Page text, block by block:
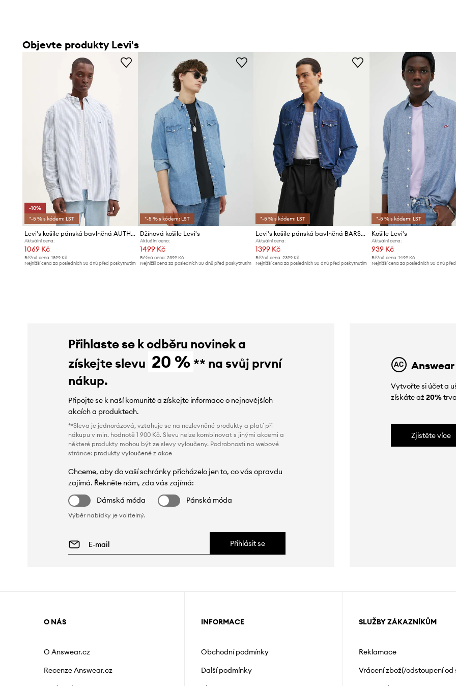
Objevte produkty Levi's
-10%
*-5 % s kódem: LST
Levi's košile pánská bavlněná AUTHENTIC BUTTON DOWN
Aktuální cena:
1069 Kč
Běžná cena: 1899 Kč
Nejnižší cena za posledních 30 dnů před poskytnutím
*-5 % s kódem: LST
Džínová košile Levi's
Aktuální cena:
1499 Kč
Běžná cena:2399 Kč
Nejnižší cena za posledních 30 dnů před poskytnutím
*-5 % s kódem: LST
Levi's košile pánská bavlněná BARSTOW WESTERN STANDARD
Aktuální cena:
1399 Kč
Běžná cena: 2399 Kč
Nejnižší cena za posledních 30 dnů před poskytnutím
*-5 % s kódem: LST
Košile Levi's
Aktuální cena:
939 Kč
Běžná cena: 1499 Kč
Nejnižší cena za posledních 30 dnů
Přihlaste se k odběru novinek a
získejte slevu 20 % ** na svůj první
nákup.
Připojte se k naší komunitě a získejte informace o nejnovějších
akcích a produktech.
**Sleva je jednorázová, vztahuje se na nezlevněné produkty a platí při
nákupu v min. hodnotě 1 900 Kč. Slevu nelze kombinovat s jinými akcemi a
některé produkty mohou být ze slevy vyloučeny. Podrobnosti na webové
stránce: produkty vyloučené z akce
Chceme, aby do vaší schránky přicházelo jen to, co vás opravdu
zajímá. Řekněte nám, zda vás zajímá:
Dámská móda
Pánská móda
Výběr nabídky je volitelný.
Přihlásit se
Vytvořte si účet a
získáte až20%
Zjistěte více
O NÁS
O Answear.cz
Recenze Answear.cz
INFORMACE
Obchodní podmínky
Další podmínky
SLUŽBY ZÁKAZNÍKŮM
Reklamace
Vrácení zboží/odstoupení od